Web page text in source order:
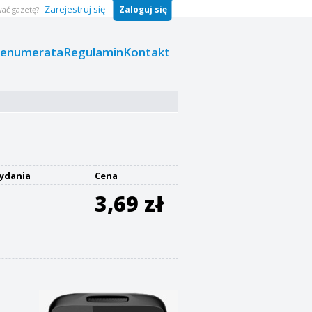
RegulaminKontakt
gazetę? Zarejestruj się Zaloguj się
Cena
3,69 zł